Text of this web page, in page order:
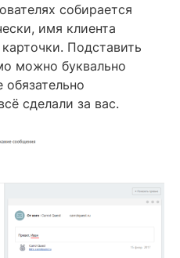
собирается
имя клиента
Подставить
можно буквально
сделали за вас.